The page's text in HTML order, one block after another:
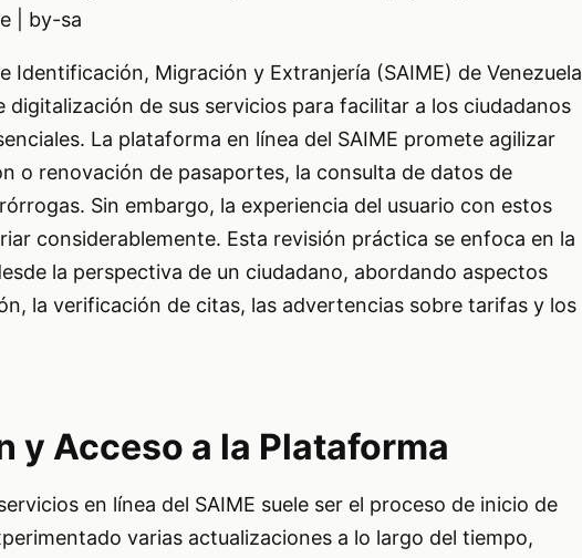
| by-sa
Identificación, Migración y Extranjería (SAIME) de Venezuela
digitalización de sus servicios para facilitar a los ciudadanos
La plataforma en línea del SAIME promete agilizar
o renovación de pasaportes, la consulta de datos de
Sin embargo, la experiencia del usuario con estos
considerablemente. Esta revisión práctica se enfoca en la
la perspectiva de un ciudadano, abordando aspectos
la verificación de citas, las advertencias sobre tarifas y los
y Acceso a la Plataforma
en línea del SAIME suele ser el proceso de inicio de
varias actualizaciones a lo largo del tiempo,